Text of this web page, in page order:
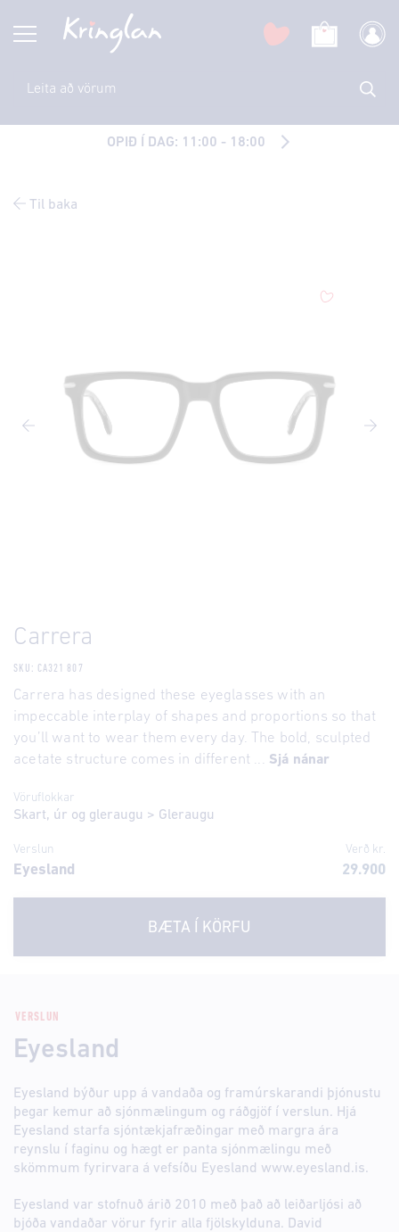
OPIÐ Í DAG: 11:00 - 18:00
Til baka
Carrera
SKU: CA321 807
Carrera has designed these eyeglasses with an
impeccable interplay of shapes and proportions so that
you’ll want to wear them every day. The bold, sculpted
acetate structure comes in different ... Sjá nánar
Vöruflokkar
Skart, úr og gleraugu > Gleraugu
Verslun Verð kr.
Eyesland 29.900
BÆTA Í KÖRFU
VERSLUN
Eyesland
Eyesland býður upp á vandaða og framúrskarandi þjónustu
þegar kemur að sjónmælingum og ráðgjöf í verslun. Hjá
Eyesland starfa sjóntækjafræðingar með margra ára
reynslu í faginu og hægt er panta sjónmælingu með
skömmum fyrirvara á vefsíðu Eyesland www.eyesland.is.
Eyesland var stofnuð árið 2010 með það að leiðarljósi að
bjóða vandaðar vörur fyrir alla fjölskylduna. David